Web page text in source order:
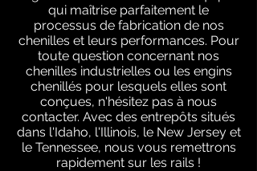
qui maîtrise parfaitement le
processus de fabrication de nos
chenilles et leurs performances. Pour
toute question concernant nos
chenilles industrielles ou les engins
chenillés pour lesquels elles sont
conçues, n'hésitez pas à nous
contacter. Avec des entrepôts situés
dans l'Idaho, l'Illinois, le New Jersey et
le Tennessee, nous vous remettrons
rapidement sur les rails !